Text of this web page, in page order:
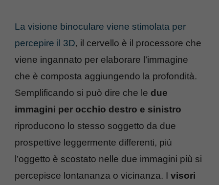
La visione binoculare viene stimolata per
percepire il 3D, il cervello è il processore che
viene ingannato per elaborare l’immagine
che è composta aggiungendo la profondità.
Semplificando si può dire che le due
immagini per occhio destro e sinistro
riproducono lo stesso soggetto da due
prospettive leggermente differenti, più
l’oggetto è scostato nelle due immagini più si
percepisce lontananza o vicinanza. I visori